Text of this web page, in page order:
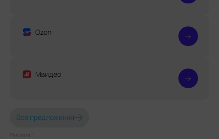
Ozon
Мвидео
Все предложения
Реклама⋮